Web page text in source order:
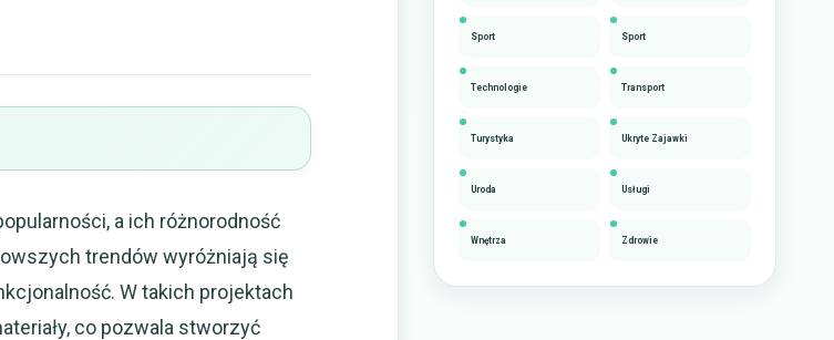
a ich różnorodność
trendów wyróżniają się
W takich projektach
co pozwala stworzyć
Sport Sport
Technologie Transport
Turystyka Ukryte Zajawki
Uroda Usługi
Wnętrza Zdrowie